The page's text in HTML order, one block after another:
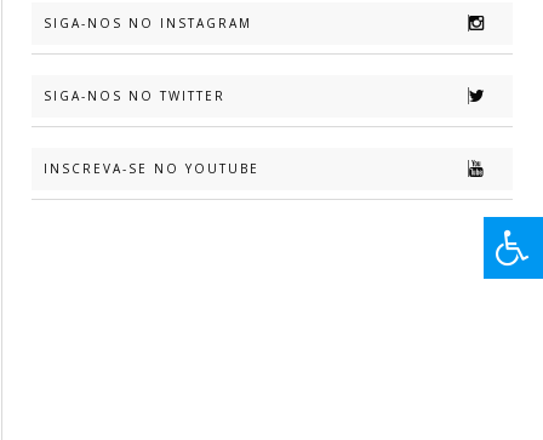
SIGA-NOS NO INSTAGRAM
SIGA-NOS NO TWITTER
INSCREVA-SE NO YOUTUBE